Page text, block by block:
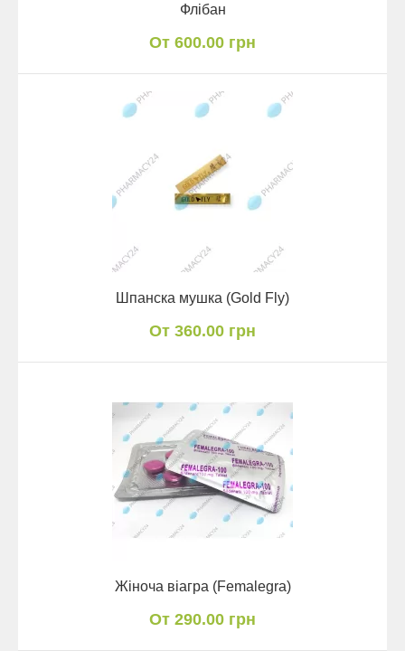
Флібан
От 600.00 грн
Шпанска мушка (Gold Fly)
От 360.00 грн
Жіноча віагра (Femalegra)
От 290.00 грн